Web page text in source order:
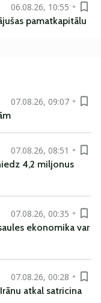
06.08.26, 10:55
pamatkapitālu
07.08.26, 09:07
07.08.26, 08:51
4,2 miljonus
07.08.26, 00:35
ekonomika var
07.08.26, 00:28
atkal satricina